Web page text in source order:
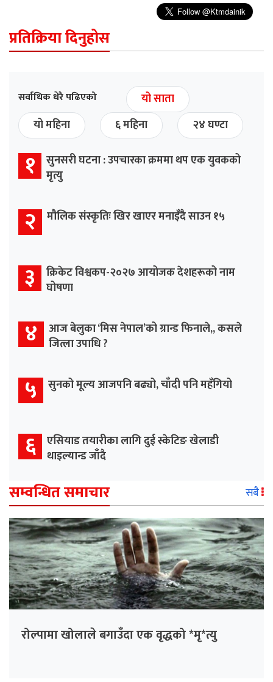
प्रतिक्रिया दिनुहोस
सर्वाधिक धेरै पढिएको
यो साता
यो महिना
६ महिना २४ घण्टा
१
सुनसरी घटना : उपचारका क्रममा थप एक युवकको
मृत्यु
२ मौलिक संस्कृतिः खिर खाएर मनाइँदै साउन १५
३
क्रिकेट विश्वकप-२०२७ आयोजक देशहरूको नाम
घोषणा
४
आज बेलुका ‘मिस नेपाल’को ग्रान्ड फिनाले,, कसले
जित्ला उपाधि ?
५ सुनको मूल्य आजपनि बढ्यो, चाँदी पनि महँगियो
६ एसियाड तयारीका लागि दुई स्केटिङ खेलाडी
थाइल्यान्ड जाँदै
सम्वन्धित समाचार सबै
रोल्पामा खोलाले बगाउँदा एक वृद्धको *मृ*त्यु